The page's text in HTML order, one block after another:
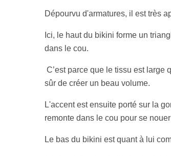
Dépourvu d'armatures, il est très
Ici, le haut du bikini forme un
dans le cou.
C’est parce que le tissu est large
sûr de créer un beau volume.
L'accent est ensuite porté sur la
remonte dans le cou pour se
Le bas du bikini est quant à lui